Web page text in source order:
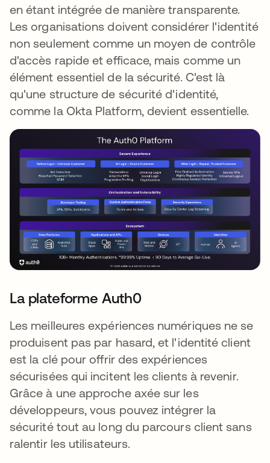
en étant intégrée de manière transparente.
Les organisations doivent considérer l'identité
non seulement comme un moyen de contrôle
d'accès rapide et efficace, mais comme un
élément essentiel de la sécurité. C'est là
qu'une structure de sécurité d'identité,
comme la Okta Platform, devient essentielle.
La plateforme Auth0
Les meilleures expériences numériques ne se
produisent pas par hasard, et l'identité client
est la clé pour offrir des expériences
sécurisées qui incitent les clients à revenir.
Grâce à une approche axée sur les
développeurs, vous pouvez intégrer la
sécurité tout au long du parcours client sans
ralentir les utilisateurs.